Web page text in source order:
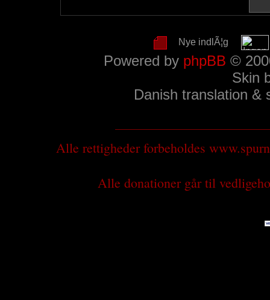
Nye indlÃ¦g
Powered by phpBB ©
Skin
Danish translation &
Alle rettigheder forbeholdes
Alle donationer går til